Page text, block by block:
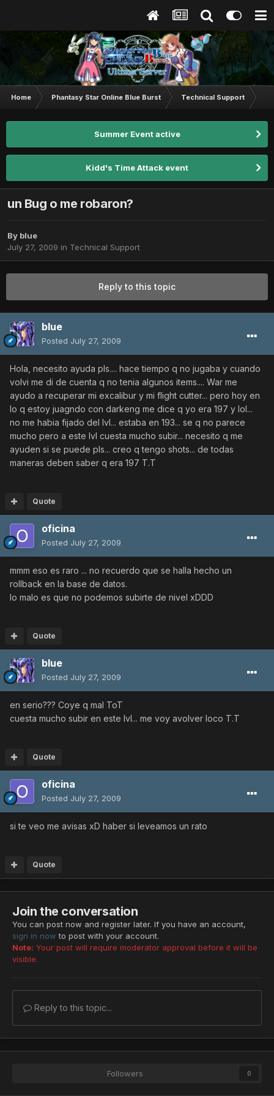
Home Phantasy Star Online Blue Burst Technical Support
Summer Event active
Kidd's Time Attack event
un Bug o me robaron?
By blue
July 27, 2009 in Technical Support
Reply to this topic
blue
Posted July 27, 2009
Hola, necesito ayuda pls.... hace tiempo q no jugaba y cuando
volvi me di de cuenta q no tenia algunos items.... War me
ayudo a recuperar mi excalibur y mi flight cutter... pero hoy en
lo q estoy juagndo con darkeng me dice q yo era 197 y lol...
no me habia fijado del lvl... estaba en 193... se q no parece
mucho pero a este lvl cuesta mucho subir... necesito q me
ayuden si se puede pls... creo q tengo shots... de todas
maneras deben saber q era 197 T.T
Quote
oficina
Posted July 27, 2009
mmm eso es raro ... no recuerdo que se halla hecho un
rollback en la base de datos.
lo malo es que no podemos subirte de nivel xDDD
Quote
blue
Posted July 27, 2009
en serio??? Coye q mal ToT
cuesta mucho subir en este lvl... me voy avolver loco T.T
Quote
oficina
Posted July 27, 2009
si te veo me avisas xD haber si leveamos un rato
Quote
Join the conversation
You can post now and register later. If you have an account,
sign in now to post with your account.
Note: Your post will require moderator approval before it will be
visible.
Reply to this topic...
Followers 0